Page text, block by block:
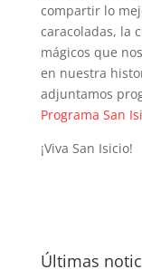
compartir lo
caracoladas, la
mágicos que
en nuestra
adjuntamos
Programa San
¡Viva San Isicio!
Últimas